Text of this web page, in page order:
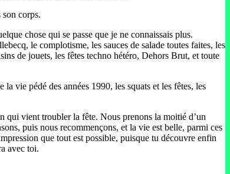
corps.
chose qui se passe que je ne connaissais plus.
le complotisme, les sauces de salade toutes faites, les
de jouets, les fêtes techno hétéro, Dehors Brut, et toute
vie pédé des années 1990, les squats et les fêtes, les
qui vient troubler la fête. Nous prenons la moitié d’un
puis nous recommençons, et la vie est belle, parmi ces
que tout est possible, puisque tu découvre enfin
avec toi.